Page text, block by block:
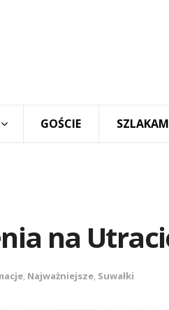
GOŚCIE
na
, Najważniejsze, Suwałki